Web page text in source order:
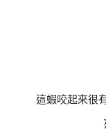
這蝦咬起來很